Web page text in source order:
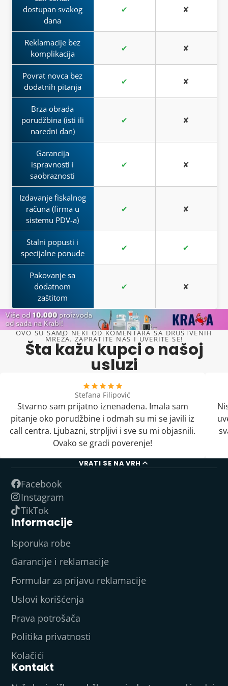
dostupan svakog
dana
✔ ✘
Reklamacije bez
komplikacija
✔ ✘
Povrat novca bez
dodatnih pitanja
✔ ✘
Brza obrada
porudžbina (isti ili
naredni dan)
✔ ✘
Garancija
ispravnosti i
saobraznosti
✔ ✘
Izdavanje fiskalnog
računa (firma u
sistemu PDV-a)
✔ ✘
Stalni popusti i
specijalne ponude
✔ ✔
Pakovanje sa
dodatnom
zaštitom
✔ ✘
OVO SU SAMO NEKI OD KOMENTARA SA DRUŠTVENIH
MREŽA. ZAPRATITE NAS I UVERITE SE!
Šta kažu kupci o našoj
usluzi
Stefana Filipović
Stvarno sam prijatno iznenađena. Imala sam
pitanje oko porudžbine i odmah su mi se javili iz
call centra. Ljubazni, strpljivi i sve su mi objasnili.
Ovako se gradi poverenje!
VRATI SE NA VRH
Facebook
Instagram
TikTok
Informacije
Isporuka robe
Garancije i reklamacije
Formular za prijavu reklamacije
Uslovi korišćenja
Prava potrošača
Politika privatnosti
Kolačići
Kontakt